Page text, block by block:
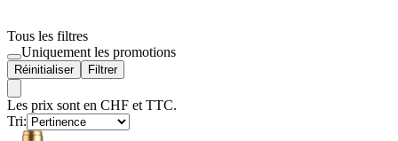
Tous les filtres
Uniquement les promotions
Réinitialiser Filtrer
Les prix sont en CHF et TTC.
Tri: